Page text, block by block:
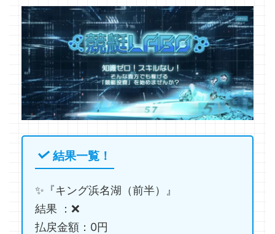
結果一覧！
✨『キング浜名湖（前半）』
結果 ：❌
払戻金額：0円